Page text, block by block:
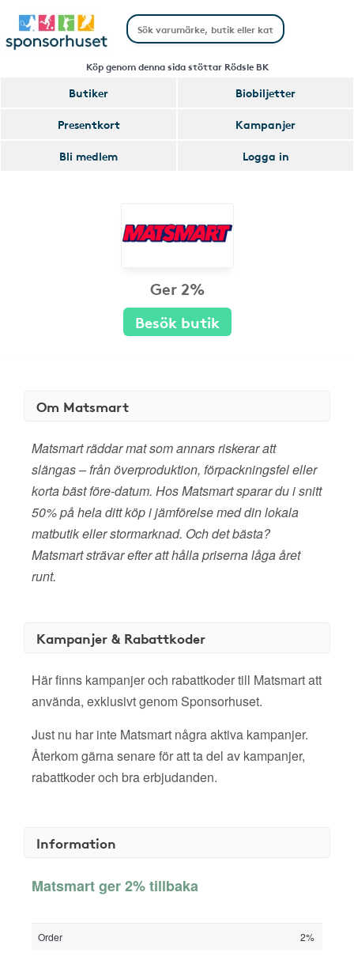
Köp genom denna sida stöttar Rödsle BK
Butiker
Biobiljetter
Presentkort
Kampanjer
Bli medlem
Logga in
Ger 2%
Besök butik
Om Matsmart
Matsmart räddar mat som annars riskerar att
slängas – från överproduktion, förpackningsfel eller
korta bäst före-datum. Hos Matsmart sparar du i snitt
50% på hela ditt köp i jämförelse med din lokala
matbutik eller stormarknad. Och det bästa?
Matsmart strävar efter att hålla priserna låga året
runt.
Kampanjer & Rabattkoder
Här finns kampanjer och rabattkoder till Matsmart att
använda, exklusivt genom Sponsorhuset.
Just nu har inte Matsmart några aktiva kampanjer.
Återkom gärna senare för att ta del av kampanjer,
rabattkoder och bra erbjudanden.
Information
Matsmart ger 2% tillbaka
Order 2%